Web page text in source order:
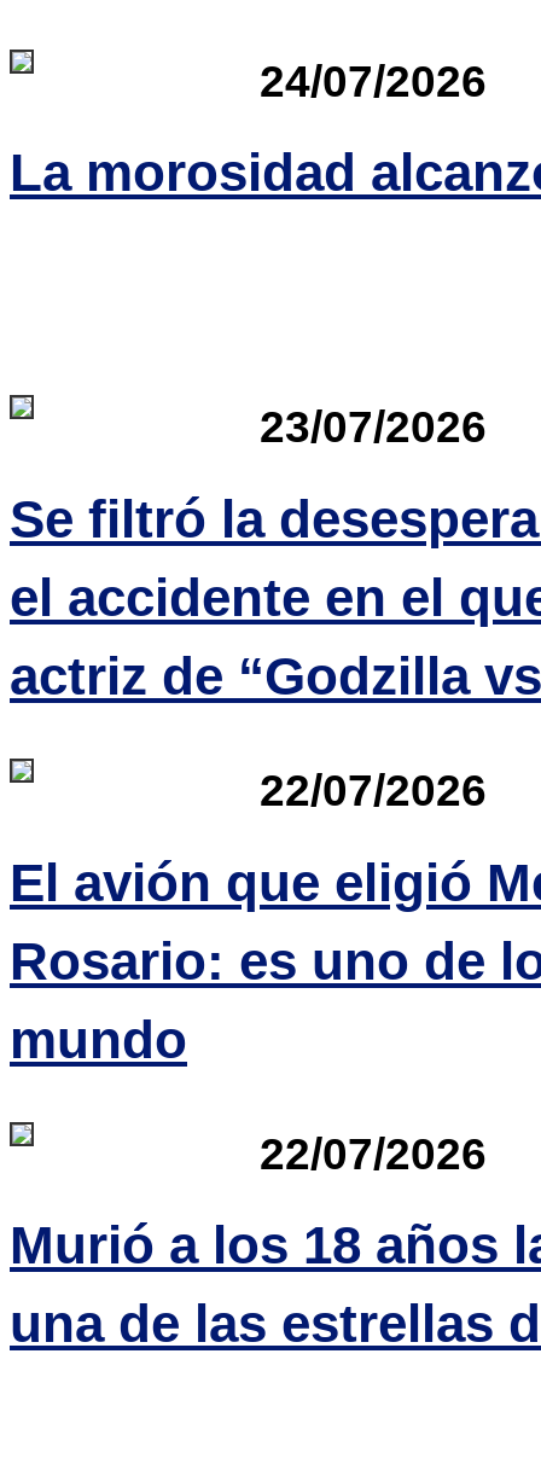
24/07/2026
La morosidad
23/07/2026
Se filtró la
el accidente en el
actriz de “Godzilla
22/07/2026
El avión que eligió
Rosario: es uno de
mundo
22/07/2026
Murió a los 18 años
una de las estrellas